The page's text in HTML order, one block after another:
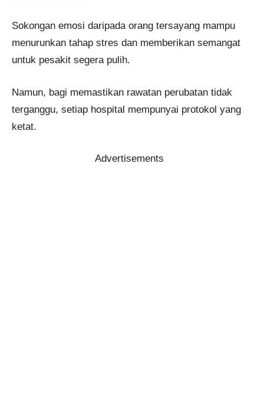
Sokongan emosi daripada orang tersayang mampu
menurunkan tahap stres dan memberikan semangat
untuk pesakit segera pulih.
Namun, bagi memastikan rawatan perubatan tidak
terganggu, setiap hospital mempunyai protokol yang
ketat.
Advertisements